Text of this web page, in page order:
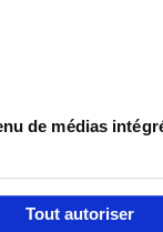
de médias
Tout autoriser